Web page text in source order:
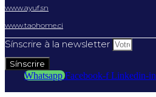
www.ayuf.sn
www.taohome.ci
Sínscrire à la newsletter
Sínscrire
Whatsapp Facebook-f Linkedin-in